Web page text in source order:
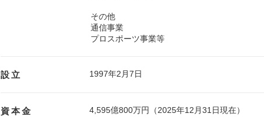
その他
通信事業
プロスポーツ事業等
設立 1997年2月7日
資本金 4,595億800万円（2025年12月31日現在）